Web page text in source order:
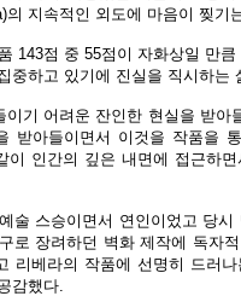
의 지속적인 외도에 마음이 찢기
143점 중 55점이 자화상일 만
중하고 있기에 진실을 직시하는
이기 어려운 잔인한 현실을 받아
받아들이면서 이것을 작품을
이 인간의 깊은 내면에 접근하
술 스승이면서 연인이었고 당
로 장려하던 벽화 제작에 독자
리베라의 작품에 선명히 드러
감했다.